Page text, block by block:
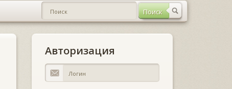
Авторизация